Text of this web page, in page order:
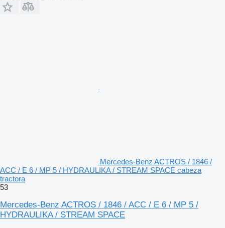
Mercedes-Benz ACTROS / 1846 /
ACC / E 6 / MP 5 / HYDRAULIKA / STREAM SPACE cabeza
tractora
53
Mercedes-Benz ACTROS / 1846 / ACC / E 6 / MP 5 /
HYDRAULIKA / STREAM SPACE